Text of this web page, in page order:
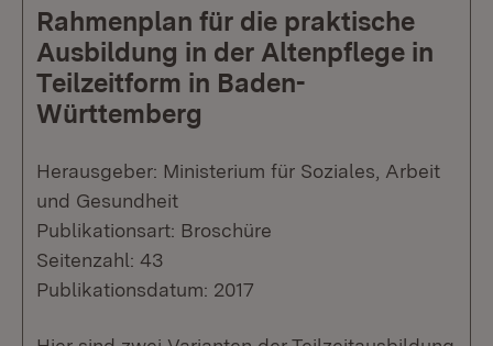
Rahmenplan für die praktische
Ausbildung in der Altenpflege in
Teilzeitform in Baden-
Württemberg
Herausgeber: Ministerium für Soziales, Arbeit
und Gesundheit
Publikationsart: Broschüre
Seitenzahl: 43
Publikationsdatum: 2017